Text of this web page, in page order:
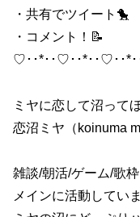
・共有でツイート🐤
・コメント！📝
♡･･*･･♡･･*･･♡･･*
ミヤに恋して沼って
恋沼ミヤ（koinuma
雑談/朝活/ゲーム/歌
メインに活動してい